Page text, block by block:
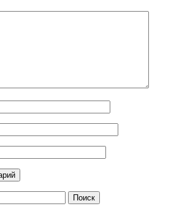
Поиск